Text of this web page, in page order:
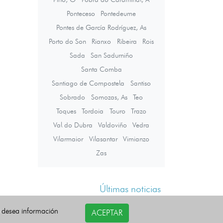
Ponteceso
Pontedeume
Pontes de García Rodríguez, As
Porto do Son
Rianxo Ribeira
Rois
Sada
San Sadurniño
Santa Comba
Santiago de Compostela
Santiso
Sobrado
Somozas, As
Teo
Toques
Tordoia Touro
Trazo
Val do Dubra
Valdoviño
Vedra
Vilarmaior
Vilasantar
Vimianzo
Zas
Últimas noticias
información
ACEPTAR